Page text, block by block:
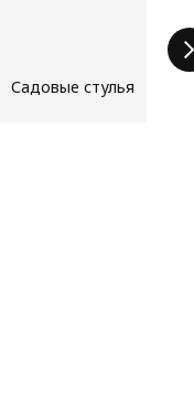
Садовые стулья